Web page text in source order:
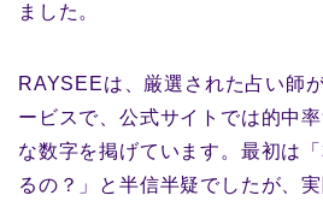
ました。
RAYSEEは、厳選された占い師
ービスで、公式サイトでは的中
な数字を掲げています。最初は
るの？」と半信半疑でしたが、